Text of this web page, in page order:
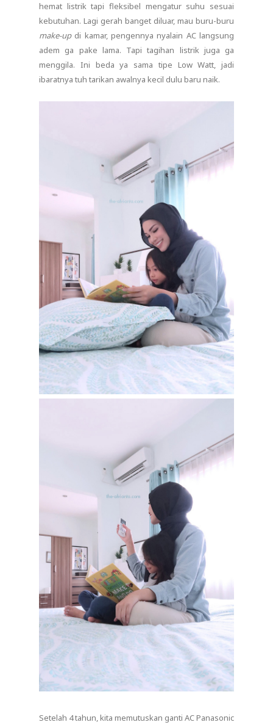
hemat listrik tapi fleksibel mengatur suhu sesuai
kebutuhan. Lagi gerah banget diluar, mau buru-buru
make-updi kamar, pengennya nyalain AC langsung
adem ga pake lama. Tapi tagihan listrik juga ga
menggila. Ini beda ya sama tipe Low Watt, jadi
ibaratnya tuh tarikan awalnya kecil dulu baru naik.
Setelah 4 tahun, kita memutuskan ganti AC Panasonic